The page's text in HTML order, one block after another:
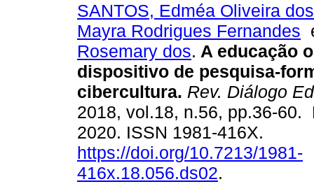
SANTOS, Edméa Oliveira dos
Mayra Rodrigues Fernandes
Rosemary dos. A educação
dispositivo de pesquisa-
cibercultura. Rev. Diálogo
2018, vol.18, n.56, pp.36-60.
2020. ISSN 1981-416X.
https://doi.org/10.7213/1981-
416x.18.056.ds02.